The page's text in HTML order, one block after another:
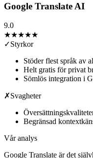
Google Translate AI
9.0
★★★★★
✓Styrkor
Stöder flest språk av
Helt gratis för privat
Sömlös integration i
✗Svagheter
Begränsad
Vår analys
Google Translate är det